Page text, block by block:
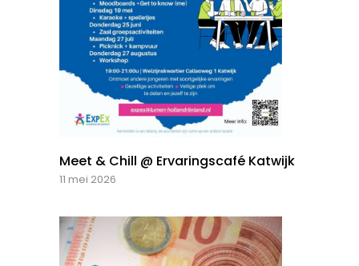
Meet & Chill @ Ervaringscafé Katwijk
11 mei 2026